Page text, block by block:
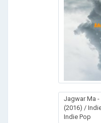
Jagwar Ma -
(2016) /
Indie Pop